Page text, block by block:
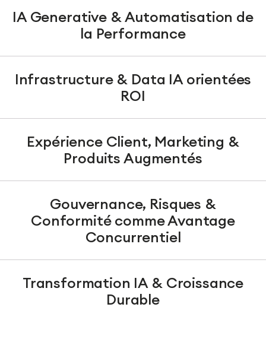
IA Generative & Automatisation de
la Performance
Infrastructure & Data IA orientées
ROI
Expérience Client, Marketing &
Produits Augmentés
Gouvernance, Risques &
Conformité comme Avantage
Concurrentiel
Transformation IA & Croissance
Durable